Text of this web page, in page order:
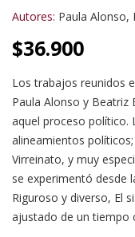
Autores: Paula Alonso,
$36.900
Los trabajos reunidos
Paula Alonso y Beatriz
aquel proceso político.
alineamientos
Virreinato, y muy
se experimentó desde
Riguroso y diverso, El
ajustado de un tiempo